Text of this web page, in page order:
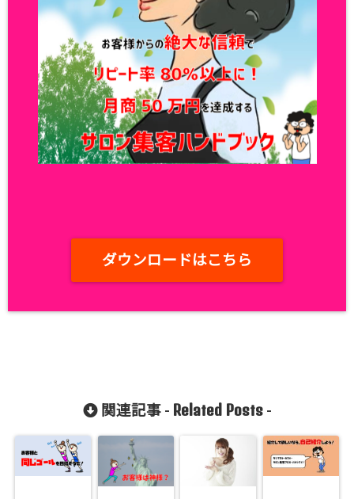
ダウンロードはこちら
関連記事 - Related Posts-